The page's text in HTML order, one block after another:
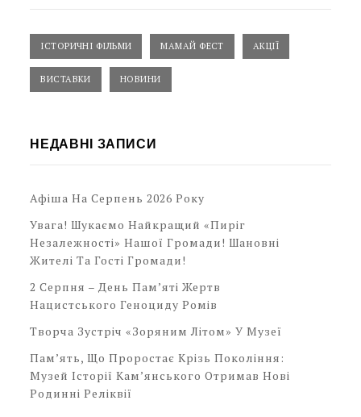
ІСТОРИЧНІ ФІЛЬМИ МАМАЙ ФЕСТ АКЦІЇ
ВИСТАВКИ НОВИНИ
НЕДАВНІ ЗАПИСИ
Афіша На Серпень 2026 Року
Увага! Шукаємо Найкращий «Пиріг
Незалежності» Нашої Громади! Шановні
Жителі Та Гості Громади!
2 Серпня – День Пам’яті Жертв
Нацистського Геноциду Ромів
Творча Зустріч «Зоряним Літом» У Музеї
Пам’ять, Що Проростає Крізь Покоління:
Музей Історії Кам’янського Отримав Нові
Родинні Реліквії